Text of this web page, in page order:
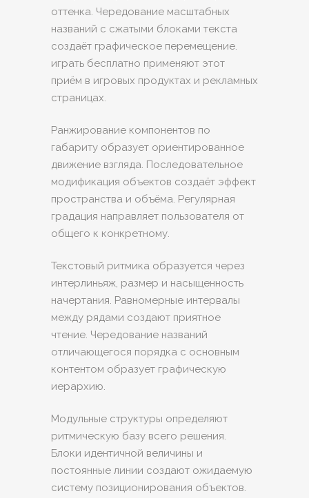
оттенка. Чередование масштабных
названий с сжатыми блоками текста
создаёт графическое перемещение.
играть бесплатно применяют этот
приём в игровых продуктах и рекламных
страницах.
Ранжирование компонентов по
габариту образует ориентированное
движение взгляда. Последовательное
модификация объектов создаёт эффект
пространства и объёма. Регулярная
градация направляет пользователя от
общего к конкретному.
Текстовый ритмика образуется через
интерлиньяж, размер и насыщенность
начертания. Равномерные интервалы
между рядами создают приятное
чтение. Чередование названий
отличающегося порядка с основным
контентом образует графическую
иерархию.
Модульные структуры определяют
ритмическую базу всего решения.
Блоки идентичной величины и
постоянные линии создают ожидаемую
систему позиционирования объектов.